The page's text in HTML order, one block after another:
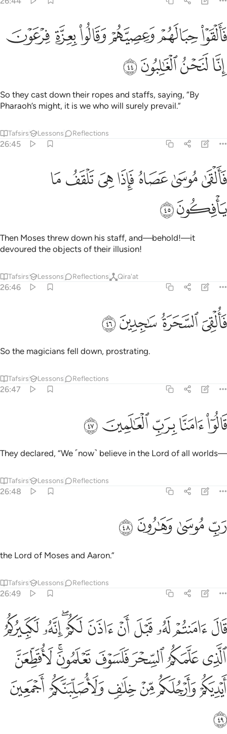
فالقوا حبالهم وعصيهم وقالوا بعزة فرعون انا لنحن الغالبون ٤٤
فَأَلْقَوْا۟ حِبَالَهُمْ وَعِصِيَّهُمْ وَقَالُوا۟ بِعِزَّةِ فِرْعَوْنَ إِنَّا لَنَحْنُ
ﱥﱦﱧﱨﱩﱪ
ﱫﱬﱭﱮ
So they cast down their ropes and staffs, saying, “By
Pharaoh’s might, it is we who will surely prevail.”
Tafsirs Lessons Reflections
26:45
فالقى موسى عصاه فاذا هي تلقف ما يافكون ٤٥
فَأَلْقَىٰ مُوسَىٰ عَصَاهُ فَإِذَا هِىَ تَلْقَفُ مَا يَأْفِكُونَ ٤٥
ﱯﱰﱱﱲﱳﱴﱵ
ﱶﱷ
Then Moses threw down his staff, and—behold!—it
devoured the objects of their illusion!
Tafsirs Lessons Reflections Qira'at
26:46
فالقي السحرة ساجدين ٤٦
فَأُلْقِىَ ٱلسَّحَرَةُ سَـٰجِدِينَ ٤٦
ﱸﱹﱺﱻ
So the magicians fell down, prostrating.
Tafsirs Lessons Reflections
26:47
قالوا امنا برب العالمين ٤٧
قَالُوٓا۟ ءَامَنَّا بِرَبِّ ٱلْعَـٰلَمِينَ ٤٧
ﱼﱽﱾﱿﲀ
They declared, “We ˹now˺ believe in the Lord of all worlds—
Tafsirs Lessons Reflections
26:48
رب موسى وهارون ٤٨
رَبِّ مُوسَىٰ وَهَـٰرُونَ ٤٨
ﲁﲂﲃﲄ
the Lord of Moses and Aaron.”
Tafsirs Lessons Reflections
26:49
قال امنتم له قبل ان اذن لكم انه لكبيركم الذي علمكم السحر
قَالَ ءَامَنتُمْ لَهُۥ قَبْلَ أَنْ ءَاذَنَ لَكُمْ ۖ إِنَّهُۥ لَكَبِيرُكُمُ ٱلَّذِى عَلَّمَكُمُ
ﲅﲆﲇﲈﲉﲊ ﲋﲌﲍﲎ
ﲏﲐﲑﲒﲓﲔﲕ
ﲖﲗﲘﲙﲚﲛ
ﲜ